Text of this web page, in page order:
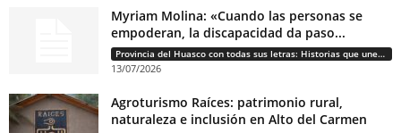
Myriam Molina: «Cuando las personas se
empoderan, la discapacidad da paso...
Provincia del Huasco con todas sus letras: Historias que unen cultura, diversidad e identidad
13/07/2026
Agroturismo Raíces: patrimonio rural,
naturaleza e inclusión en Alto del Carmen